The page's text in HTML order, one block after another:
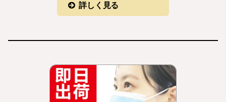
詳しく見る